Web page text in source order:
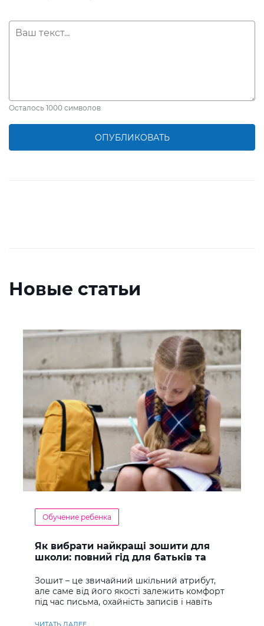
Осталось 1000 символов
ОПУБЛИКОВАТЬ
Новые статьи
Обучение ребенка
Як вибрати найкращі зошити для
школи: повний гід для батьків та
Зошит – це звичайний шкільний атрибут,
але саме від його якості залежить комфорт
під час письма, охайність записів і навіть
ЧИТАТЬ ДАЛЕЕ